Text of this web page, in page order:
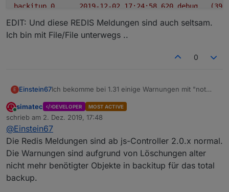
backitup.0
debug
backitup.0
2019-12-02 17:24:58.611 debug
EDIT: Und diese REDIS Meldungen sind auch seltsam.
Ich bin mit File/File unterwegs ..
0
E Einstein67Ich bekomme bei 1.31 einige Warnungen mit "not
backitup.0	2019-12-02 17:25:01.895
backitup.0	2019-12-02 17:24:59.699
backitup.0	2019-12-02 17:24:59.699
backitup.0	2019-12-02 17:24:59.699
backitup.0	2019-12-02 17:24:59.662
backitup.0	2019-12-02 17:24:59.661
backitup.0	2019-12-02 17:24:59.656
EDIT: Und diese REDIS Meldungen sind auch
seltsam. Ich bin mit File/File unterwegs ..
Online
simatec DEVELOPER MOST ACTIVE
schrieb am 2. Dez. 2019, 17:48
zuletzt editiert von
@Einstein67
Die Redis Meldungen sind ab js-Controller 2.0.x normal.
Die Warnungen sind aufgrund von Löschungen alter
nicht mehr benötigter Objekte in backitup für das total
backup.